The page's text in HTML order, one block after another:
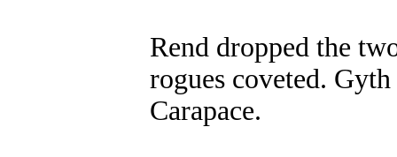
Rend dropped the
rogues coveted.
Carapace.